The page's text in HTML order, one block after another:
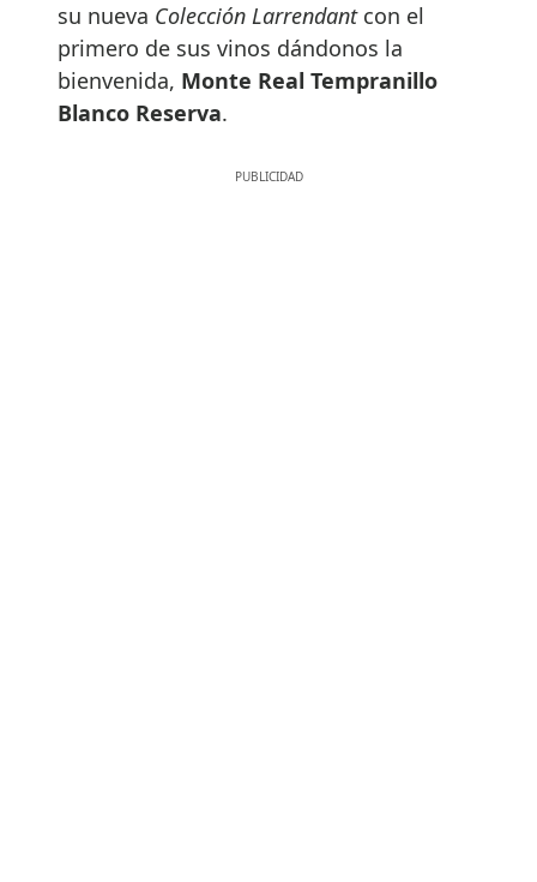
su nueva Colección Larrendantcon el
primero de sus vinos dándonos la
bienvenida, Monte Real Tempranillo
Blanco Reserva.